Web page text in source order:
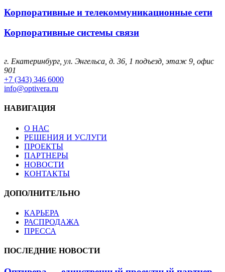
Корпоративные и телекоммуникационные сети
Корпоративные системы связи
г. Екатеринбург, ул. Энгельса, д. 36, 1 подъезд, этаж 9, офис
901
+7 (343) 346 6000
info@optivera.ru
НАВИГАЦИЯ
О НАС
РЕШЕНИЯ И УСЛУГИ
ПРОЕКТЫ
ПАРТНЕРЫ
НОВОСТИ
КОНТАКТЫ
ДОПОЛНИТЕЛЬНО
КАРЬЕРА
РАСПРОДАЖА
ПРЕССА
ПОСЛЕДНИЕ НОВОСТИ